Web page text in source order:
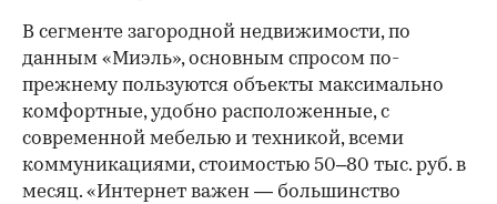
В сегменте загородной недвижимости, по
данным «Миэль», основным спросом по-
прежнему пользуются объекты максимально
комфортные, удобно расположенные, с
современной мебелью и техникой, всеми
коммуникациями, стоимостью 50–80 тыс. руб. в
месяц. «Интернет важен — большинство